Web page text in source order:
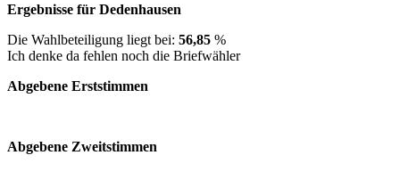
Ergebnisse für Dedenhausen
Die Wahlbeteiligung liegt bei: 56,85 %
Ich denke da fehlen noch die Briefwähler
Abgebene Erststimmen
Abgebene Zweitstimmen